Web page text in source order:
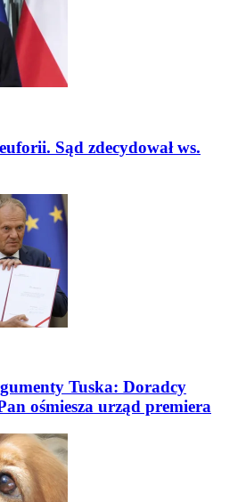
Sąd zdecydował ws.
Tuska: Doradcy
ośmiesza urząd premiera